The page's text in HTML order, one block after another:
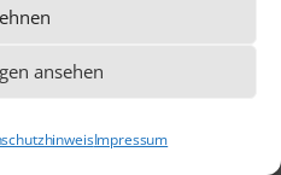
ansehen
Impressum
Die Texte und Grafiken dieser Website
stehen, sofern nicht anders angegeben,
unter der Creative Commons-Lizenz CC
BY 4.0.